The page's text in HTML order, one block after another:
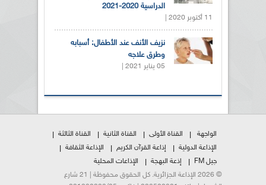
الدراسية 2020-2021
11 أكتوبر 2020 |
نزيف الأنف عند الأطفال: أسبابه
وطرق علاجه
05 يناير 2021 |
الواجهة القناة الأولى القناة الثانية
القناة الثالثة
الإذاعة الدولية
إذاعة القرآن الكريم
الإذاعة الثقافة
جيل FM
إذعة البهجة
الإذاعات المحلية
© 2026 الإذاعة الجزائرية. كل الحقوق محفوظة | 21 شارع